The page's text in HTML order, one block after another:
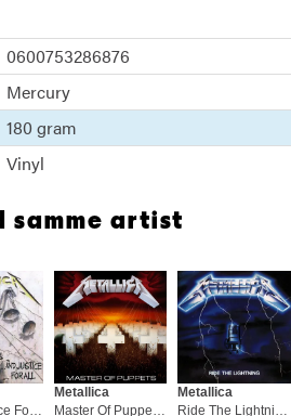
0600753286876
Mercury
180 gram
Vinyl
artist
…And Justice For All - LTD (2LP)
Metallica
Master Of Puppets (LP)
Metallica
Ride The Lightning (Remaster) (LP)